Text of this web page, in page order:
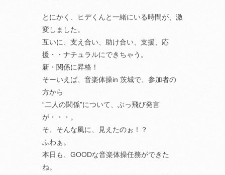
とにかく、ヒデくんと一緒にいる時間が、激
変しました。
互いに、支え合い、助け合い、支援、応
援・・ナチュラルにできちゃう。
新・関係に昇格！
そーいえば、音楽体操in 茨城で、参加者の
方から
“二人の関係”について、ぶっ飛び発言
が・・・。
そ、そんな風に、見えたのぉ！？
ふわぁ。
本日も、GOODな音楽体操任務ができた
ね。